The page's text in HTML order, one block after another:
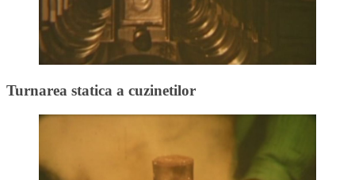
Turnarea statica a cuzinetilor